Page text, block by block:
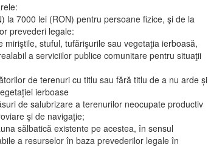
la 7000 lei (RON) pentru persoane fizice, şi de la
prevederi legale:
stuful, tufărişurile sau vegetaţia ierboasă,
a serviciilor publice comunitare pentru situaţii
de terenuri cu titlu sau fără titlu de a nu arde și
ierboase
de salubrizare a terenurilor neocupate productiv
şi de navigaţie;
sălbatică existente pe acestea, în sensul
a resurselor în baza prevederilor legale în